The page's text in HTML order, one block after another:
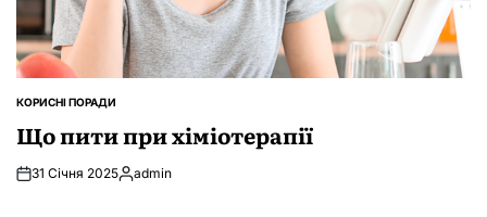
ОПУБЛІКУВАТИ
КОРИСНІ ПОРАДИ
Що пити при хіміотерапії
31 Січня 2025Опубліковано
admin